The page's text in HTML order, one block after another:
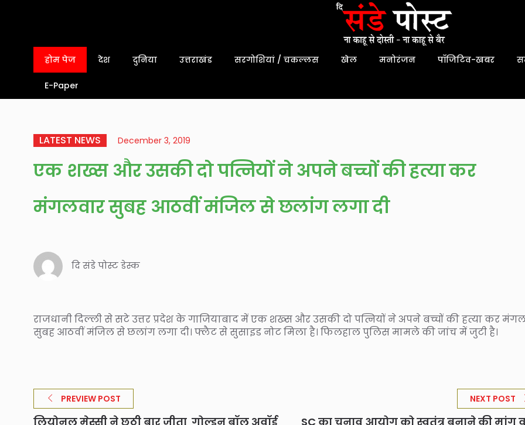
होम पेज देश दुनिया उत्तराखंड सरगोशियां / चकल्लस खेल मनोरंजन पॉजिटिव-खबर
E-Paper
LATEST NEWS December 3, 2019
एक शख्स और उसकी दो पत्नियों ने अपने बच्चों की हत्या कर
मंगलवार सुबह आठवीं मंजिल से छलांग लगा दी
दि संडे पोस्ट डेस्क
राजधानी दिल्ली से सटे उत्तर प्रदेश के गाजियाबाद में एक शख्स और उसकी दो पत्नियों ने अपने बच्चों की हत्या कर
सुबह आठवीं मंजिल से छलांग लगा दी। फ्लैट से सुसाइड नोट मिला है। फिलहाल पुलिस मामले की जांच में जुटी है।
PREVIEW POST
लियोनल मेस्सी ने छठी बार जीता गोल्डन बॉल अवॉर्ड
NEXT POST
SC का चुनाव आयोग को स्वतंत्र बनाने की मांग